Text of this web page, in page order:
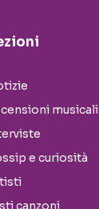
musicali
e curiosità
canzoni